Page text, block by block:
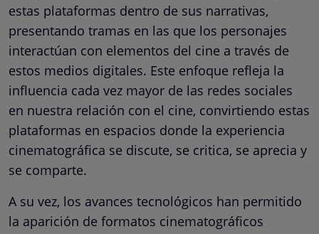
estas plataformas dentro de sus narrativas,
presentando tramas en las que los personajes
interactúan con elementos del cine a través de
estos medios digitales. Este enfoque refleja la
influencia cada vez mayor de las redes sociales
en nuestra relación con el cine, convirtiendo estas
plataformas en espacios donde la experiencia
cinematográfica se discute, se critica, se aprecia y
se comparte.
A su vez, los avances tecnológicos han permitido
la aparición de formatos cinematográficos